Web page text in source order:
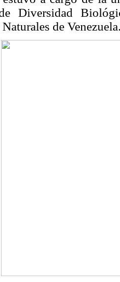
Diversidad
de